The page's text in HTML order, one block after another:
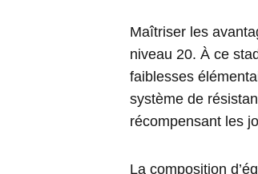
Maîtriser les
niveau 20. À ce
faiblesses
système de
récompensant les
La composition